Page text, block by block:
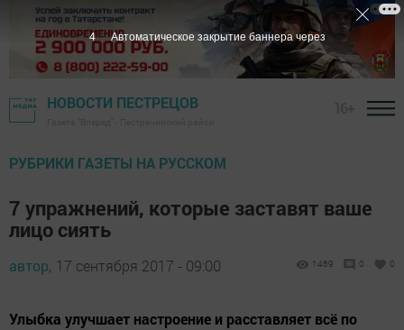
НОВОСТИ ПЕСТРЕЦОВ
РУБРИКИ ГАЗЕТЫ НА РУССКОМ
7 упражнений, которые заставят ваше
лицо сиять
автор, 17 сентября 2017 - 09:00 1469 0 0
Улыбка улучшает настроение и расставляет всё по
3 Автоматическое закрытие баннера через